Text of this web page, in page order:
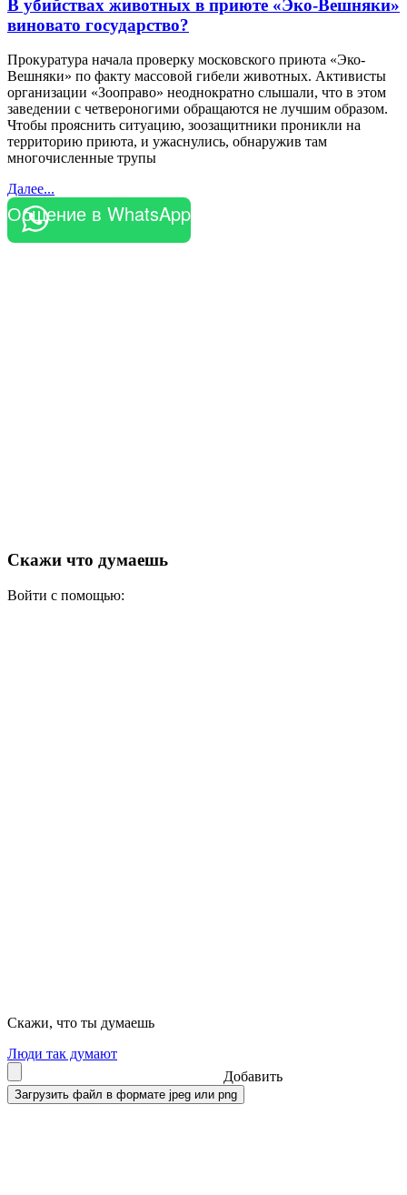
В убийствах животных в приюте «Эко-Вешняки»
виновато государство?
Прокуратура начала проверку московского приюта «Эко-
Вешняки» по факту массовой гибели животных. Активисты
организации «Зооправо» неоднократно слышали, что в этом
заведении с четвероногими обращаются не лучшим образом.
Чтобы прояснить ситуацию, зоозащитники проникли на
территорию приюта, и ужаснулись, обнаружив там
многочисленные трупы
Далее...
Общение в WhatsApp
Скажи что думаешь
Войти с помощью:
Скажи, что ты думаешь
Люди так думают
Добавить